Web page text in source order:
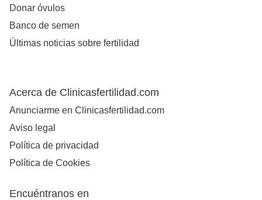
Donar óvulos
Banco de semen
Últimas noticias sobre fertilidad
Acerca de Clinicasfertilidad.com
Anunciarme en Clinicasfertilidad.com
Aviso legal
Política de privacidad
Política de Cookies
Encuéntranos en